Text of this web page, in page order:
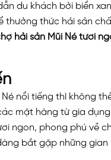
du khách bởi biển
thưởng thức hải sản
hải sản Mũi Né tươi
nổi tiếng thì không
mặt hàng từ gia
ngon, phong phú về
bắt gặp những